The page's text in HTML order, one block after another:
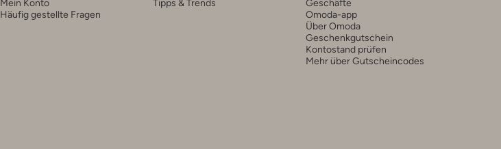
Mein Konto
Häufig gestellte Fragen
Tipps & Trends
Geschäfte
Omoda-app
Über Omoda
Geschenkgutschein
Kontostand prüfen
Mehr über Gutscheincodes